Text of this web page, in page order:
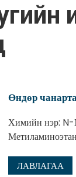
Өндөр
Химийн нэр: N-
ЛАВЛАГАА